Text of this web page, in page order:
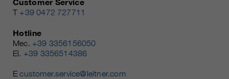
Customer Service
T +39 0472 727711
Hotline
Mec. +39 3356156050
El. +39 3356514386
Ecustomer.service@leitner.com